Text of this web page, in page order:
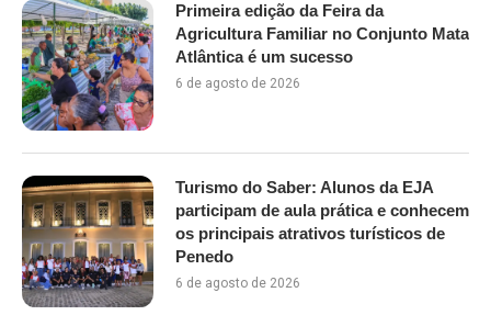
Primeira edição da Feira da
Agricultura Familiar no Conjunto Mata
Atlântica é um sucesso
6 de agosto de 2026
Turismo do Saber: Alunos da EJA
participam de aula prática e conhecem
os principais atrativos turísticos de
Penedo
6 de agosto de 2026